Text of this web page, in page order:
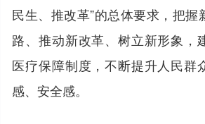
民生、推改革”的总体要求，把握
路、推动新改革、树立新形象，
医疗保障制度，不断提升人民群
感、安全感。